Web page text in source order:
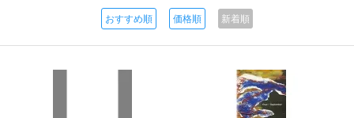
おすすめ順 価格順 新着順